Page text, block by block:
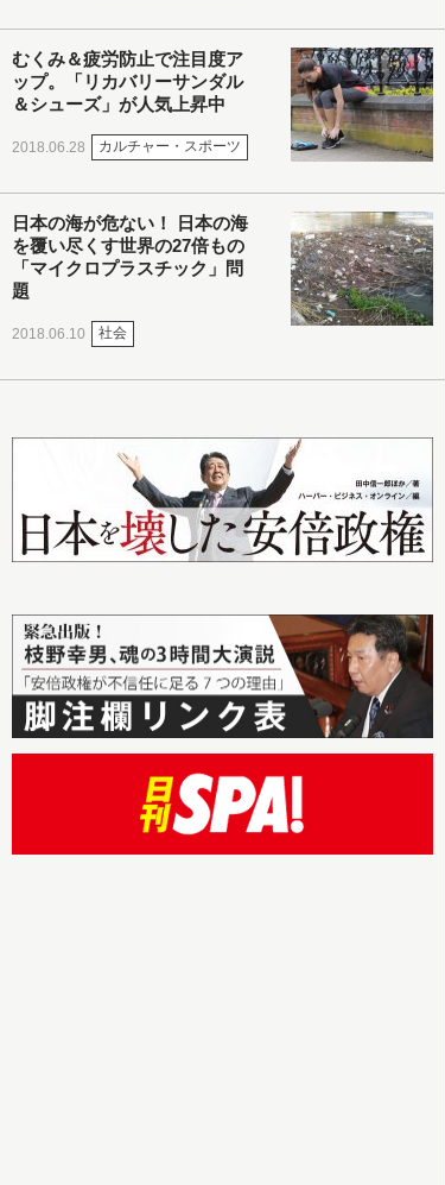
むくみ＆疲労防止で注目度ア
ップ。「リカバリーサンダル
＆シューズ」が人気上昇中
2018.06.28 カルチャー・スポーツ
日本の海が危ない！ 日本の海
を覆い尽くす世界の27倍もの
「マイクロプラスチック」問
題
2018.06.10 社会